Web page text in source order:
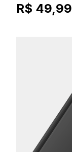
R$ 49,99